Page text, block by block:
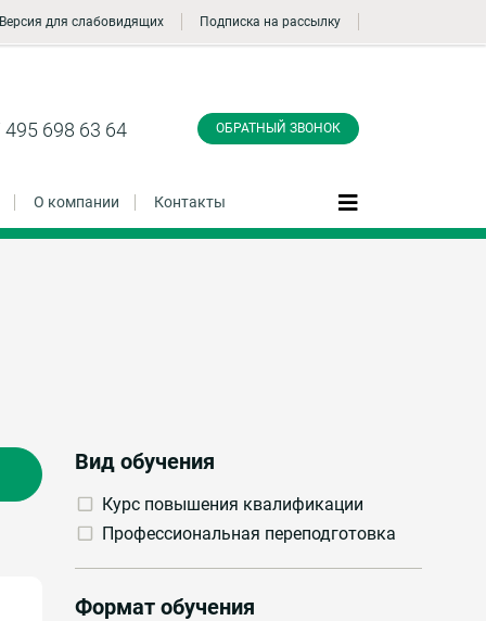
Версия для слабовидящих Подписка на рассылку
495 698 63 64 ОБРАТНЫЙ ЗВОНОК
О компании Контакты
Вид обучения
Курс повышения квалификации
Профессиональная переподготовка
Формат обучения
звонок
Заказать